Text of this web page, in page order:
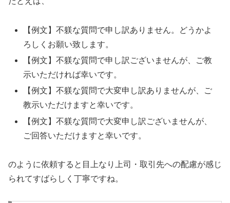
【例文】不躾な質問で申し訳ありません。どうかよ
ろしくお願い致します。
【例文】不躾な質問で申し訳ございませんが、ご教
示いただければ幸いです。
【例文】不躾な質問で大変申し訳ありませんが、ご
教示いただけますと幸いです。
【例文】不躾な質問で大変申し訳ございませんが、
ご回答いただけますと幸いです。
のように依頼すると目上なり上司・取引先への配慮が感じ
られてすばらしく丁寧ですね。